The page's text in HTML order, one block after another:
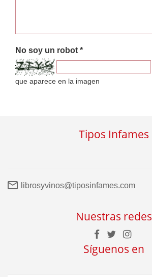
No soy un robot *
que aparece en la imagen
Tipos Infames
librosyvinos@tiposinfames.com
Nuestras redes
Síguenos en